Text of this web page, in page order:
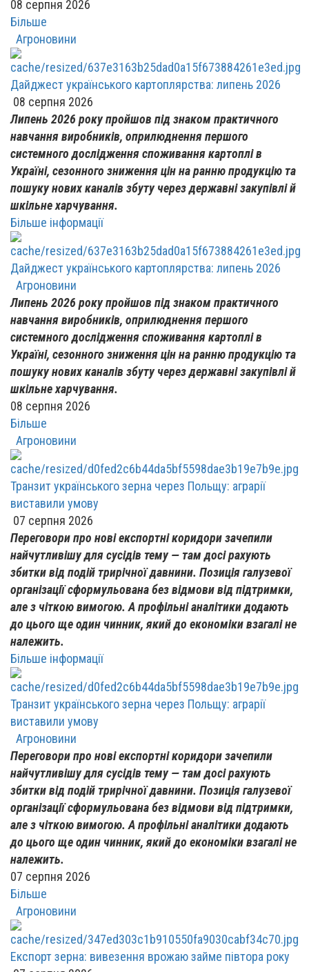
08 серпня 2026
Більше
Агроновини
Дайджест українського картоплярства: липень 2026
08 серпня 2026
Липень 2026 року пройшов під знаком практичного
навчання виробників, оприлюднення першого
системного дослідження споживання картоплі в
Україні, сезонного зниження цін на ранню продукцію та
пошуку нових каналів збуту через державні закупівлі й
шкільне харчування.
Більше інформації
Дайджест українського картоплярства: липень 2026
Агроновини
Липень 2026 року пройшов під знаком практичного
навчання виробників, оприлюднення першого
системного дослідження споживання картоплі в
Україні, сезонного зниження цін на ранню продукцію та
пошуку нових каналів збуту через державні закупівлі й
шкільне харчування.
08 серпня 2026
Більше
Агроновини
Транзит українського зерна через Польщу: аграрії
виставили умову
07 серпня 2026
Переговори про нові експортні коридори зачепили
найчутливішу для сусідів тему — там досі рахують
збитки від подій трирічної давнини. Позиція галузевої
організації сформульована без відмови від підтримки,
але з чіткою вимогою. А профільні аналітики додають
до цього ще один чинник, який до економіки взагалі не
належить.
Більше інформації
Транзит українського зерна через Польщу: аграрії
виставили умову
Агроновини
Переговори про нові експортні коридори зачепили
найчутливішу для сусідів тему — там досі рахують
збитки від подій трирічної давнини. Позиція галузевої
організації сформульована без відмови від підтримки,
але з чіткою вимогою. А профільні аналітики додають
до цього ще один чинник, який до економіки взагалі не
належить.
07 серпня 2026
Більше
Агроновини
Експорт зерна: вивезення врожаю займе півтора року